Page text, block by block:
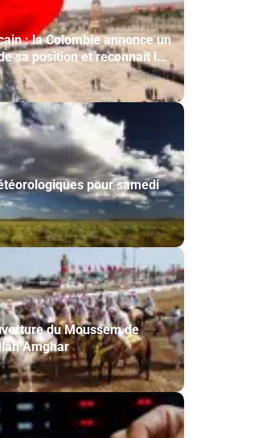
: la Colombie annonce un
sa position et reconnaît la
Maroc sur son Sahara
pour samedi
du Moussem de
Amghar